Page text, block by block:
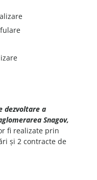
dezvoltare a
Snagov,
fi realizate prin
și 2 contracte de